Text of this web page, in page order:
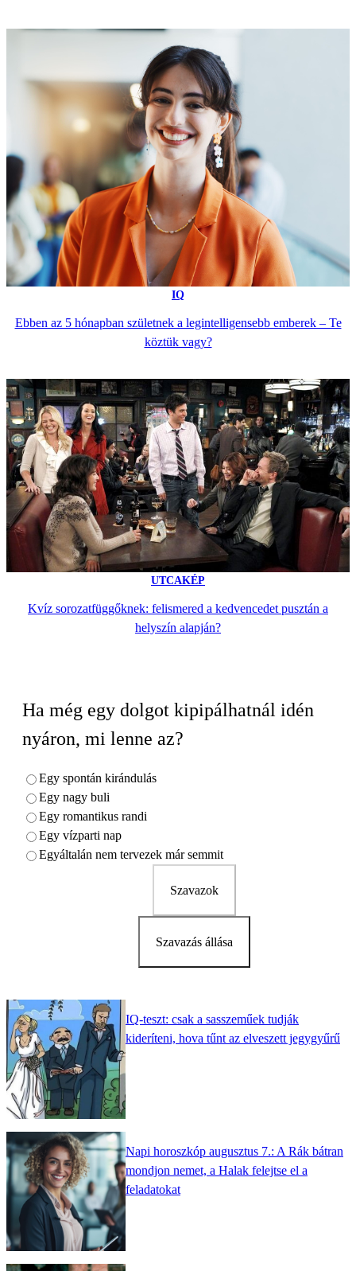
IQ
Ebben az 5 hónapban születnek a legintelligensebb emberek – Te
köztük vagy?
UTCAKÉP
Kvíz sorozatfüggőknek: felismered a kedvencedet pusztán a
helyszín alapján?
Ha még egy dolgot kipipálhatnál idén
nyáron, mi lenne az?
Egy spontán kirándulás
Egy nagy buli
Egy romantikus randi
Egy vízparti nap
Egyáltalán nem tervezek már semmit
Szavazok
Szavazás állása
IQ-teszt: csak a sasszeműek tudják
kideríteni, hova tűnt az elveszett jegygyűrű
Napi horoszkóp augusztus 7.: A Rák bátran
mondjon nemet, a Halak felejtse el a
feladatokat